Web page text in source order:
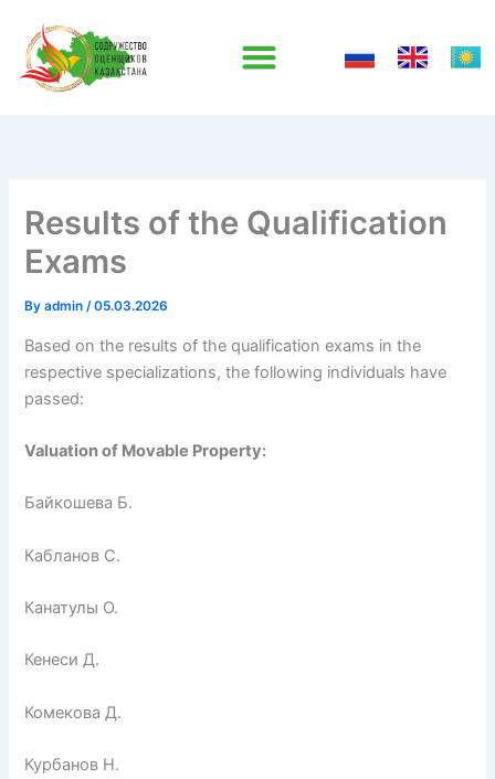
content
Results of the Qualification
Exams
Byadmin/05.03.2026
Based on the results of the qualification exams in the
respective specializations, the following individuals have
passed:
Valuation of Movable Property:
Байкошева Б.
Кабланов С.
Канатулы О.
Кенеси Д.
Комекова Д.
Курбанов Н.